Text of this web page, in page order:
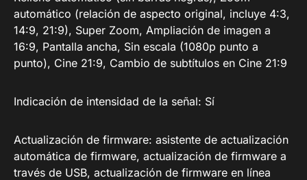
automático (relación de aspecto original, incluye 4:3,
14:9, 21:9), Super Zoom, Ampliación de imagen a
16:9, Pantalla ancha, Sin escala (1080p punto a
punto), Cine 21:9, Cambio de subtítulos en Cine 21:9
Indicación de intensidad de la señal: Sí
Actualización de firmware: asistente de actualización
automática de firmware, actualización de firmware a
través de USB, actualización de firmware en línea